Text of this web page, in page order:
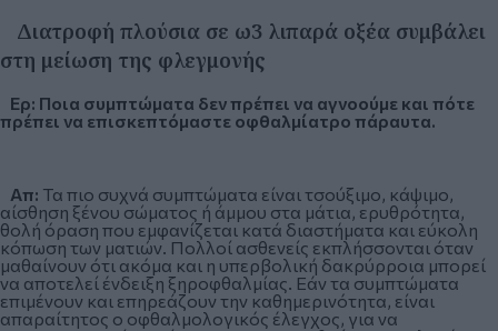
Διατροφή πλούσια σε ω3 λιπαρά οξέα συμβάλει
στη μείωση της φλεγμονής
Ερ: Ποια συμπτώματα δεν πρέπει να αγνοούμε και πότε
πρέπει να επισκεπτόμαστε οφθαλμίατρο πάραυτα.
Απ: Τα πιο συχνά συμπτώματα είναι τσούξιμο, κάψιμο,
αίσθηση ξένου σώματος ή άμμου στα μάτια, ερυθρότητα,
θολή όραση που εμφανίζεται κατά διαστήματα και εύκολη
κόπωση των ματιών. Πολλοί ασθενείς εκπλήσσονται όταν
μαθαίνουν ότι ακόμα και η υπερβολική δακρύρροια μπορεί
να αποτελεί ένδειξη ξηροφθαλμίας. Εάν τα συμπτώματα
επιμένουν και επηρεάζουν την καθημερινότητα, είναι
απαραίτητος ο οφθαλμολογικός έλεγχος, για να